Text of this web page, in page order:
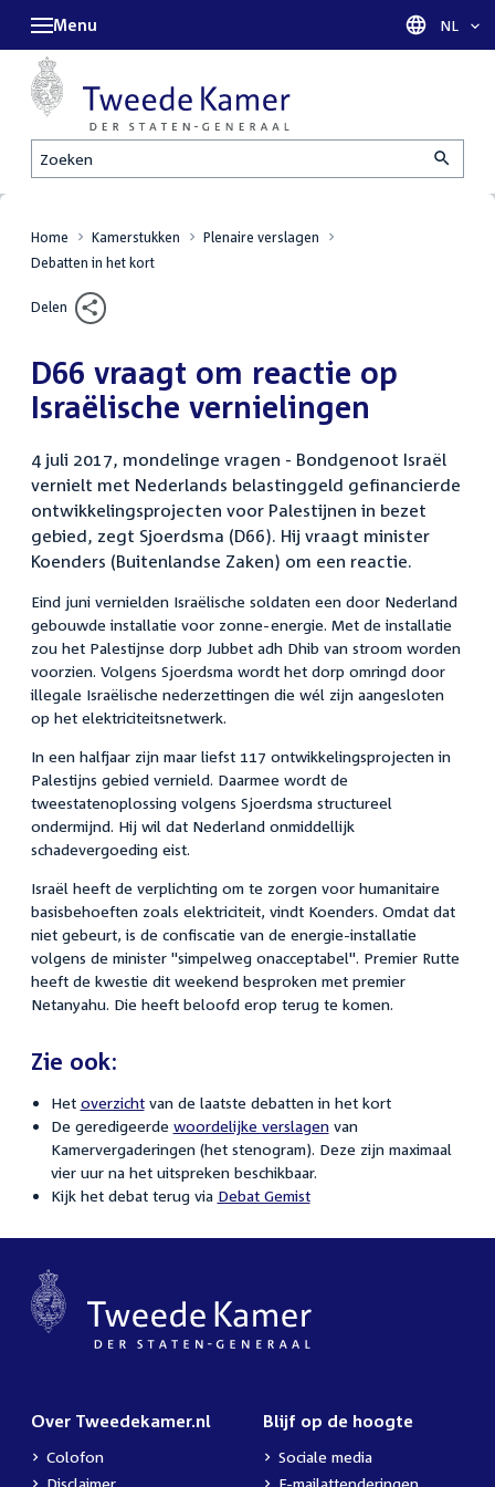
Zoeken
Menu Taal
NL
Home Kamerstukken
Plenaire verslagen
Debatten in het kort
Delen
D66 vraagt om reactie op
Israëlische vernielingen
4 juli 2017, mondelinge vragen - Bondgenoot Israël
vernielt met Nederlands belastinggeld gefinancierde
ontwikkelingsprojecten voor Palestijnen in bezet
gebied, zegt Sjoerdsma (D66). Hij vraagt minister
Koenders (Buitenlandse Zaken) om een reactie.
Eind juni vernielden Israëlische soldaten een door Nederland
gebouwde installatie voor zonne-energie. Met de installatie
zou het Palestijnse dorp Jubbet adh Dhib van stroom worden
voorzien. Volgens Sjoerdsma wordt het dorp omringd door
illegale Israëlische nederzettingen die wél zijn aangesloten
op het elektriciteitsnetwerk.
In een halfjaar zijn maar liefst 117 ontwikkelingsprojecten in
Palestijns gebied vernield. Daarmee wordt de
tweestatenoplossing volgens Sjoerdsma structureel
ondermijnd. Hij wil dat Nederland onmiddellijk
schadevergoeding eist.
Israël heeft de verplichting om te zorgen voor humanitaire
basisbehoeften zoals elektriciteit, vindt Koenders. Omdat dat
niet gebeurt, is de confiscatie van de energie-installatie
volgens de minister "simpelweg onacceptabel". Premier Rutte
heeft de kwestie dit weekend besproken met premier
Netanyahu. Die heeft beloofd erop terug te komen.
Zie ook:
Het overzichtvan de laatste debatten in het kort
De geredigeerde woordelijke verslagenvan
Kamervergaderingen (het stenogram). Deze zijn maximaal
vier uur na het uitspreken beschikbaar.
Kijk het debat terug via Debat Gemist
Over Tweedekamer.nl
Colofon
Disclaimer
Blijf op de hoogte
Sociale media
E-mailattenderingen